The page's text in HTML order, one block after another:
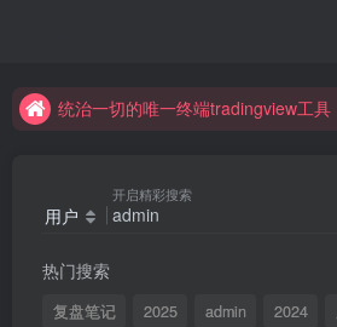
统治一切的唯一终端tradingview工具
用户
开启精彩搜索
热门搜索
复盘笔记 2025 admin 2024